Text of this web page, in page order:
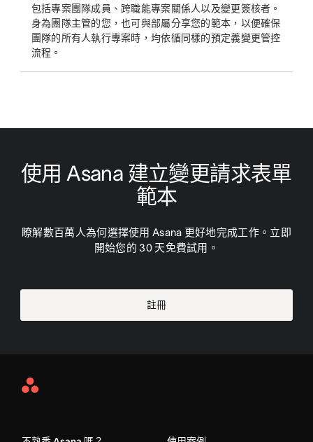
包括專案團隊成員、跨職能專案關係人以及變更簽核者。
身為團隊主管的您，也可與部屬分享您的範本，以便確保
團隊的所有人執行專案時，均依循同樣的預定義變更管控
流程。
使用 Asana 建立變更請求表單
範本
瞭解數百萬人為何選擇使用 Asana 更好地完成工作。立即
開始您的 30 天免費試用。
註冊
Asana